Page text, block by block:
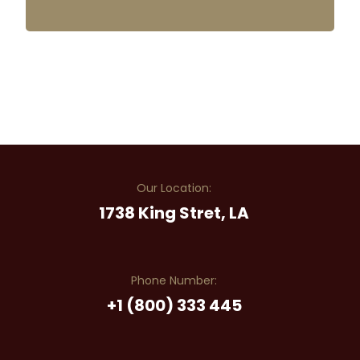
Our Location:
1738 King Stret, LA
Phone Number:
+1 (800) 333 445